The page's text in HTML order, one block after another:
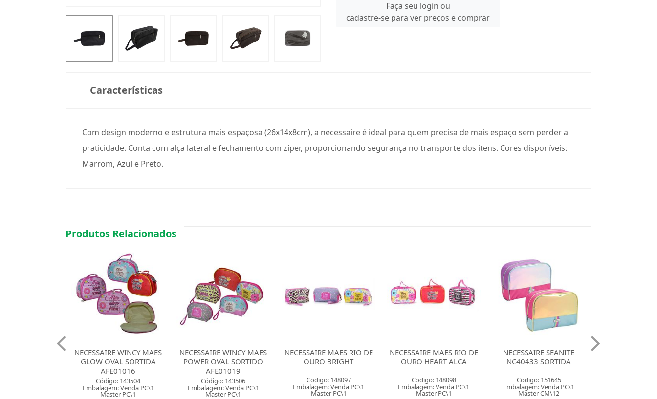
Faça seu login ou
cadastre-se para ver preços e comprar
Características
Com design moderno e estrutura mais espaçosa (26x14x8cm), a necessaire é ideal para quem precisa de mais espaço sem perder a
praticidade. Conta com alça lateral e fechamento com zíper, proporcionando segurança no transporte dos itens. Cores disponíveis:
Marrom, Azul e Preto.
Produtos Relacionados
NECESSAIRE WINCY MAES
POWER OVAL SORTIDO
AFE01019
Código: 143506
Embalagem: Venda PC\1
Master PC\1
NECESSAIRE MAES RIO DE
OURO BRIGHT
Código: 148097
Embalagem: Venda PC\1
Master PC\1
NECESSAIRE MAES RIO DE
OURO HEART ALCA
Código: 148098
Embalagem: Venda PC\1
Master PC\1
NECESSAIRE SEANITE
NC40433 SORTIDA
Código: 151645
Embalagem: Venda PC\1
Master CM\12
NECESSAIRE CASITA
CA15137 SORTIDA
Código: 154953
Embalagem: Venda PC\1
Master CM\72